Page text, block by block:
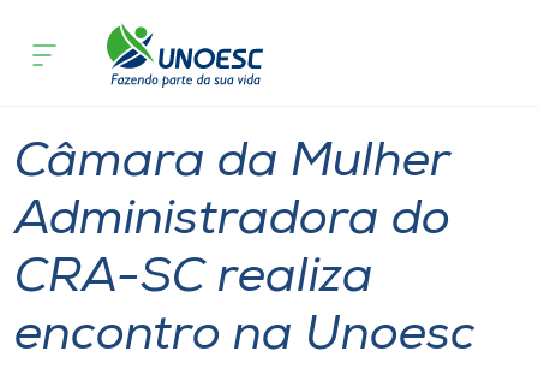
Cursos
Pesquisa
Atendimento ao Estudante
Portal de Ensino
acontece
Câmara da Mulher
Administradora do
CRA-SC realiza
encontro na Unoesc